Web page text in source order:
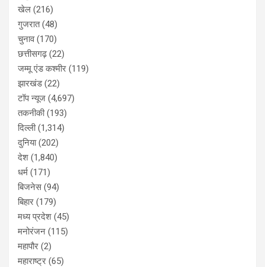
खेल (216)
गुजरात(48)
चुनाव(170)
छत्तीसगढ़(22)
जम्मू एंड कश्मीर (119)
झारखंड(22)
टॉप न्यूज (4,697)
तकनीकी(193)
दिल्ली(1,314)
दुनिया(202)
देश (1,840)
धर्म (171)
बिजनेस(94)
बिहार (179)
मध्य प्रदेश (45)
मनोरंजन (115)
महापौर (2)
महाराष्ट्र (65)